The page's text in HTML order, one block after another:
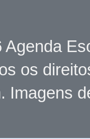
Agenda
os
Imagens